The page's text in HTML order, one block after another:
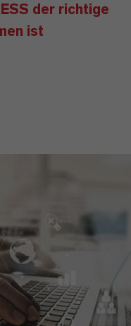
der richtige
ist